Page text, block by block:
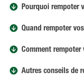
Pourquoi rempoter
Quand rempoter
Comment rempoter
Autres conseils de